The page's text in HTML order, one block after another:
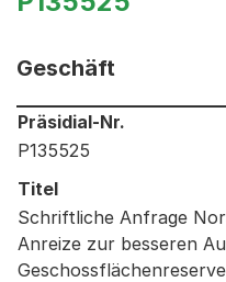
Geschäft
Informationen zum
Präsidial-Nr.
P135525
Titel
Schriftliche Anfrage
Anreize zur besseren